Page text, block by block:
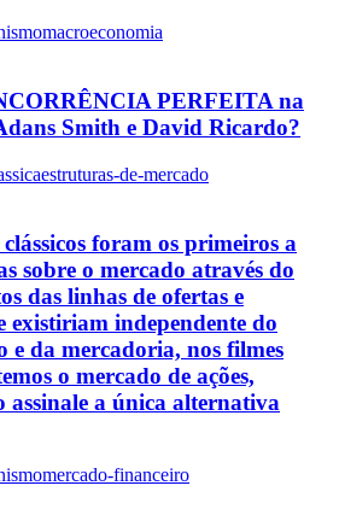
macroeconomia
PERFEITA na
Smith e David Ricardo?
estruturas-de-mercado
clássicos foram os primeiros a
sobre o mercado através do
das linhas de ofertas e
existiriam independente do
e da mercadoria, nos filmes
o mercado de ações,
assinale a única alternativa
mercado-financeiro